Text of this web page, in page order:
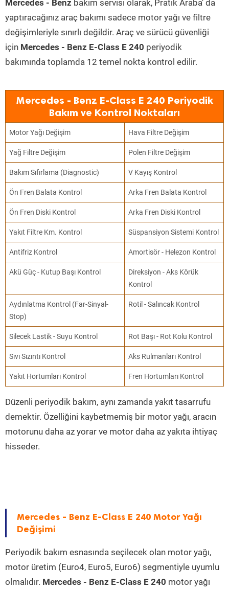
Mercedes - Benz bakım servisi olarak, Pratik Araba’ da
yaptıracağınız araç bakımı sadece motor yağı ve filtre
değişimleriyle sınırlı değildir. Araç ve sürücü güvenliği
için Mercedes - Benz E-Class E 240 periyodik
bakımında toplamda 12 temel nokta kontrol edilir.
Mercedes - Benz E-Class E 240 Periyodik
Bakım ve Kontrol Noktaları
Motor Yağı Değişim Hava Filtre Değişim
Yağ Filtre Değişim Polen Filtre Değişim
Bakım Sıfırlama (Diagnostic) V Kayış Kontrol
Ön Fren Balata Kontrol Arka Fren Balata Kontrol
Ön Fren Diski Kontrol Arka Fren Diski Kontrol
Yakıt Filtre Km. Kontrol Süspansiyon Sistemi Kontrol
Antifriz Kontrol Amortisör - Helezon Kontrol
Akü Güç - Kutup Başı Kontrol
Direksiyon - Aks Körük
Kontrol
Aydınlatma Kontrol (Far-Sinyal-
Stop)
Rotil - Salıncak Kontrol
Silecek Lastik - Suyu Kontrol Rot Başı - Rot Kolu Kontrol
Sıvı Sızıntı Kontrol Aks Rulmanları Kontrol
Yakıt Hortumları Kontrol Fren Hortumları Kontrol
Düzenli periyodik bakım, aynı zamanda yakıt tasarrufu
demektir. Özelliğini kaybetmemiş bir motor yağı, aracın
motorunu daha az yorar ve motor daha az yakıta ihtiyaç
hisseder.
Mercedes - Benz E-Class E 240 Motor Yağı
Değişimi
Periyodik bakım esnasında seçilecek olan motor yağı,
motor üretim (Euro4, Euro5, Euro6) segmentiyle uyumlu
olmalıdır. Mercedes - Benz E-Class E 240 motor yağı